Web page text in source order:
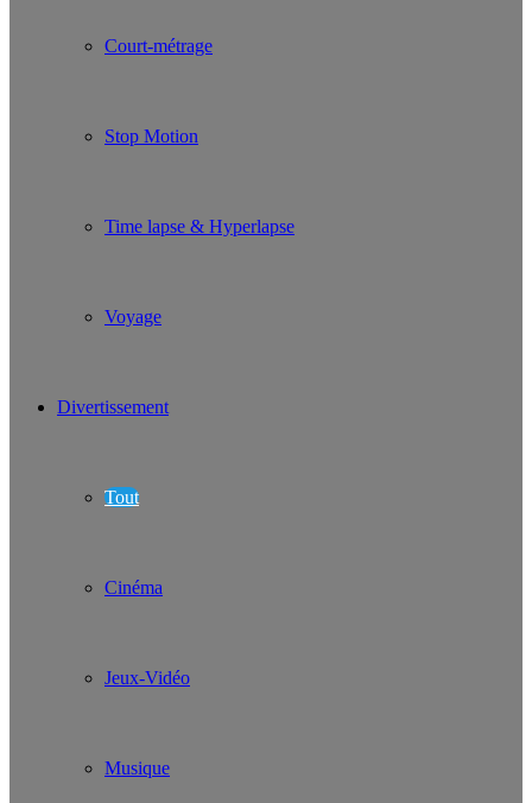
Court-métrage
Stop Motion
Time lapse & Hyperlapse
Voyage
Divertissement
Tout
Cinéma
Jeux-Vidéo
Musique